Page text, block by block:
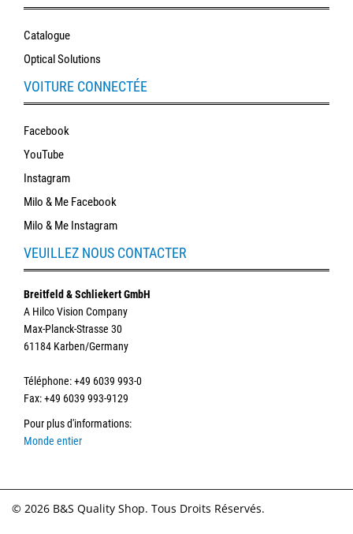
Catalogue
Optical Solutions
VOITURE CONNECTÉE
Facebook
YouTube
Instagram
Milo & Me Facebook
Milo & Me Instagram
VEUILLEZ NOUS CONTACTER
Breitfeld & Schliekert GmbH
A Hilco Vision Company
Max-Planck-Strasse 30
61184 Karben/Germany
Téléphone: +49 6039 993-0
Fax: +49 6039 993-9129
Pour plus d'informations:
Monde entier
© 2026 B&S Quality Shop. Tous Droits Réservés.